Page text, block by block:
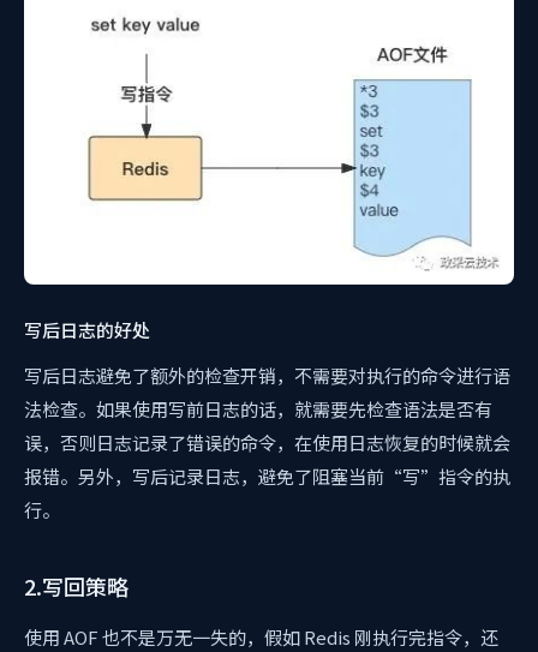
写后日志的好处
写后日志避免了额外的检查开销，不需要对执行的命令进行语
法检查。如果使用写前日志的话，就需要先检查语法是否有
误，否则日志记录了错误的命令，在使用日志恢复的时候就会
报错。另外，写后记录日志，避免了阻塞当前“写”指令的执
行。
2.写回策略
使用 AOF 也不是万无一失的，假如 Redis 刚执行完指令，还